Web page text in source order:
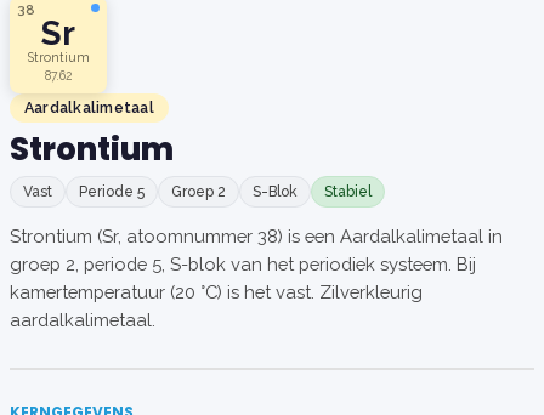
38
Sr
Strontium
87.62
Aardalkalimetaal
Strontium
Vast Periode 5 Groep 2 S-Blok Stabiel
Strontium (Sr, atoomnummer 38) is een Aardalkalimetaal in
groep 2, periode 5, S-blok van het periodiek systeem. Bij
kamertemperatuur (20 °C) is het vast. Zilverkleurig
aardalkalimetaal.